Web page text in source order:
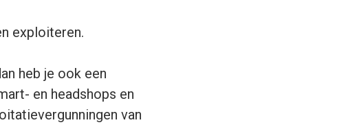
exploiteren.
heb je ook een
en headshops en
van